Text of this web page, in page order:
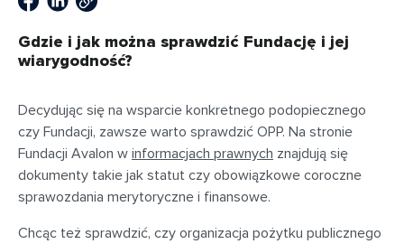
Gdzie i jak można sprawdzić Fundację i jej
wiarygodność?
Decydując się na wsparcie konkretnego podopiecznego
czy Fundacji, zawsze warto sprawdzić OPP. Na stronie
Fundacji Avalon w informacjach prawnych znajdują się
dokumenty takie jak statut czy obowiązkowe coroczne
sprawozdania merytoryczne i finansowe.
Chcąc też sprawdzić, czy organizacja pożytku publicznego